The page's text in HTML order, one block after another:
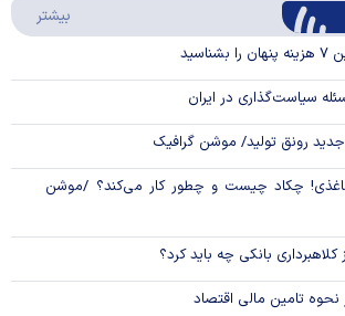
Video
بیشتر
سیاست‌گذاری در ایران
جدید رونق تولید/ موشن گرافیک
چکاد چیست و چطور کار می‌کند؟ /موشن
بانکی چه باید کرد؟
نحوه تامین مالی اقتصاد